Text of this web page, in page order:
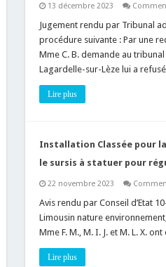
13 décembre 2023
Jugement rendu par Tribunal
procédure suivante : Par une
Mme C. B. demande au
Lagardelle-sur-Lèze lui a
Lire plus
Installation Classée pour
le sursis à statuer pour
22 novembre 2023
Avis rendu par Conseil d’Etat
Limousin nature environnement,
Mme F. M., M. I. J. et M. L. X.
Lire plus